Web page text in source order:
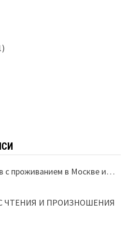
с проживанием в Москве и…
ЧТЕНИЯ И ПРОИЗНОШЕНИЯ